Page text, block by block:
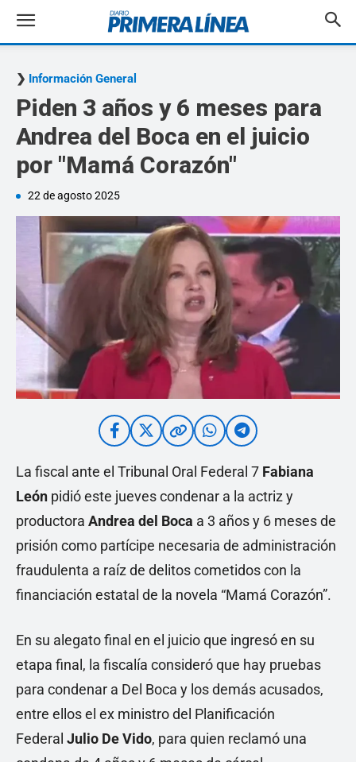
Información General
Piden 3 años y 6 meses para
Andrea del Boca en el juicio
por "Mamá Corazón"
22 de agosto 2025
La fiscal ante el Tribunal Oral Federal 7 Fabiana
León pidió este jueves condenar a la actriz y
productora Andrea del Boca a 3 años y 6 meses de
prisión como partícipe necesaria de administración
fraudulenta a raíz de delitos cometidos con la
financiación estatal de la novela “Mamá Corazón”.
En su alegato final en el juicio que ingresó en su
etapa final, la fiscalía consideró que hay pruebas
para condenar a Del Boca y los demás acusados,
entre ellos el ex ministro del Planificación
Federal Julio De Vido, para quien reclamó una